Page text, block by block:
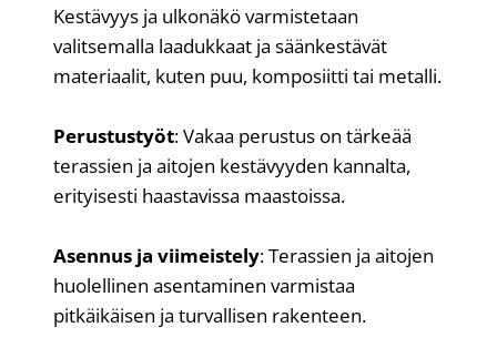
Kestävyys ja ulkonäkö varmistetaan
valitsemalla laadukkaat ja säänkestävät
materiaalit, kuten puu, komposiitti tai metalli.
Perustustyöt: Vakaa perustus on tärkeää
terassien ja aitojen kestävyyden kannalta,
erityisesti haastavissa maastoissa.
Asennus ja viimeistely: Terassien ja aitojen
huolellinen asentaminen varmistaa
pitkäikäisen ja turvallisen rakenteen.